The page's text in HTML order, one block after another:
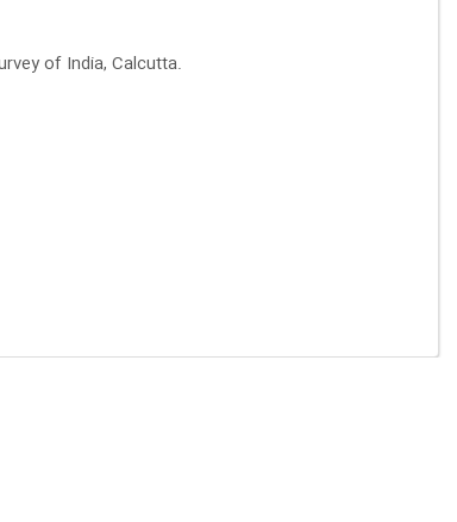
of India, Calcutta.